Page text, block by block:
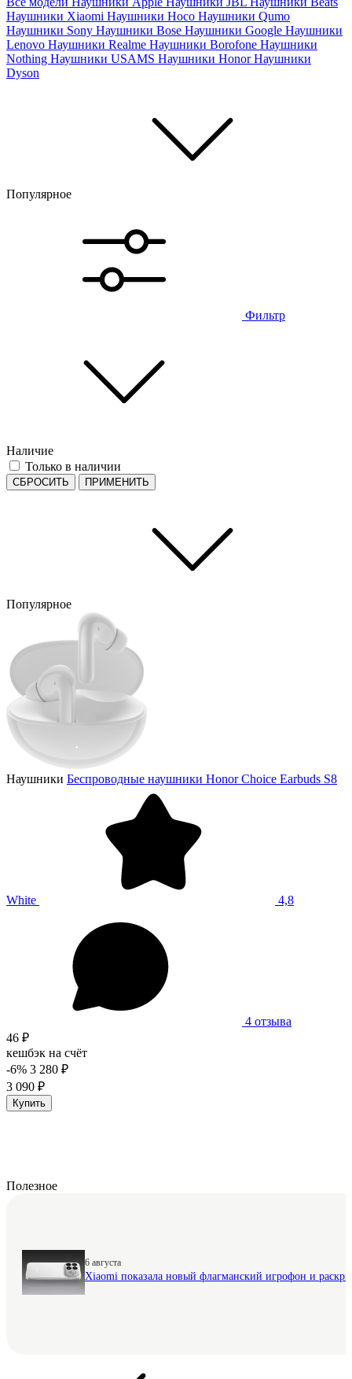
Наушники Xiaomi Наушники Hoco Наушники Qumo
Наушники Sony Наушники Bose Наушники Google Наушники
Lenovo Наушники Realme Наушники Borofone Наушники
Nothing Наушники USAMS Наушники HonorНаушники
Dyson
Популярное
Фильтр
Наличие
Только в наличии
СБРОСИТЬ ПРИМЕНИТЬ
Популярное
Наушники Беспроводные наушники Honor Choice Earbuds S8
White 4,8
4 отзыва
46 ₽
кешбэк на счёт
-6% 3 280 ₽
3 090 ₽
Купить
Полезное
6 августа
Xiaomi показала новый флагманский игрофон и